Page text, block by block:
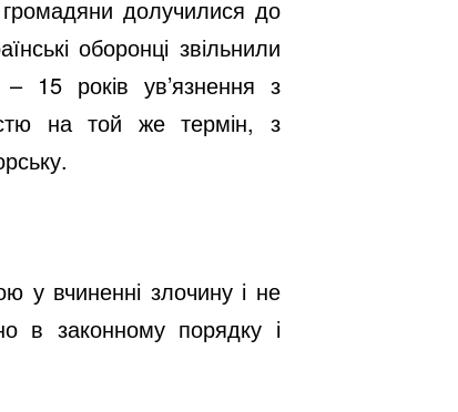
долучилися до
оборонці звільнили
15 років ув’язнення з
на той же термін, з
у вчиненні злочину і не
в законному порядку і